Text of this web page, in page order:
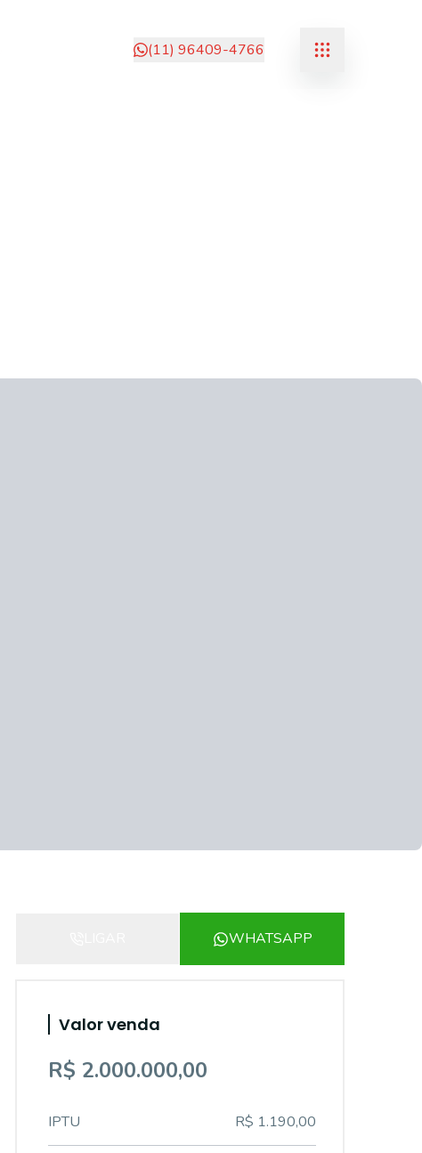
(11) 96409-4766
WHATSAPP
Valor venda
R$ 2.000.000,00
IPTU R$ 1.190,00